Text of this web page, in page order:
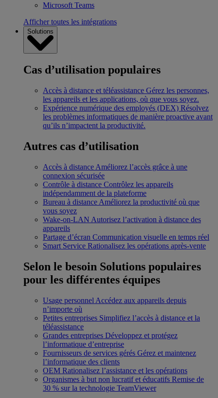
Microsoft Teams
Afficher toutes les intégrations
Solutions
Cas d’utilisation populaires
Accès à distance et téléassistance Gérez les personnes,
les appareils et les applications, où que vous soyez.
Expérience numérique des employés (DEX) Résolvez
les problèmes informatiques de manière proactive avant
qu’ils n’impactent la productivité.
Autres cas d’utilisation
Accès à distance Améliorez l’accès grâce à une
connexion sécurisée
Contrôle à distance Contrôlez les appareils
indépendamment de la plateforme
Bureau à distance Améliorez la productivité où que
vous soyez
Wake-on-LAN Autorisez l’activation à distance des
appareils
Partage d’écran Communication visuelle en temps réel
Smart Service Rationalisez les opérations après-vente
Selon le besoin Solutions populaires
pour les différentes équipes
Usage personnel Accédez aux appareils depuis
n’importe où
Petites entreprises Simplifiez l’accès à distance et la
téléassistance
Grandes entreprises Développez et protégez
l’informatique d’entreprise
Fournisseurs de services gérés Gérez et maintenez
l’informatique des clients
OEM Rationalisez l’assistance et les opérations
Organismes à but non lucratif et éducatifs Remise de
30 % sur la technologie TeamViewer